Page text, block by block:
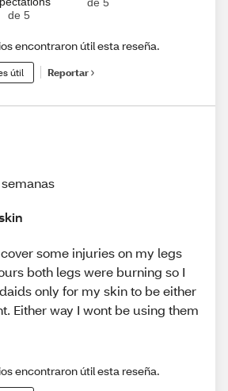
de 5
encontraron útil esta reseña.
útil Reportar
some injuries on my legs
both legs were burning so I
only for my skin to be either
Either way I wont be using them
encontraron útil esta reseña.